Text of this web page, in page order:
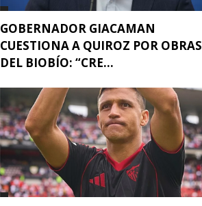
GOBERNADOR GIACAMAN
CUESTIONA A QUIROZ POR OBRAS
DEL BIOBÍO: “CRE...